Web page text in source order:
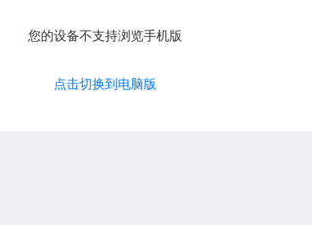
您的设备不支持浏览手机版
点击切换到电脑版